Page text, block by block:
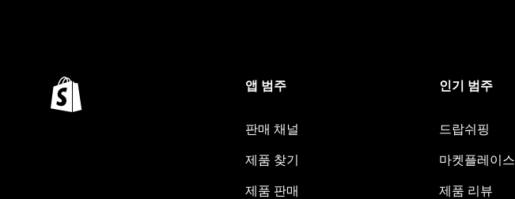
앱 범주
판매 채널
제품 찾기
제품 판매
인기 범주
드랍쉬핑
마켓플레이스
제품 리뷰